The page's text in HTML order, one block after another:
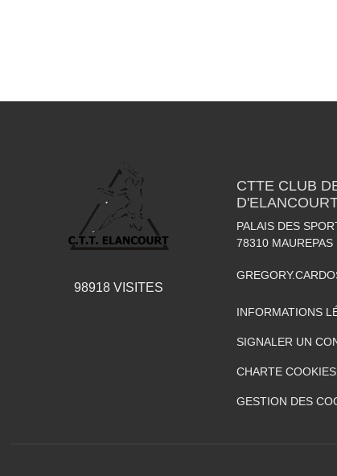
98918VISITES
CTTE CLUB
PALAIS DES
78310 MAUREPAS
INFORMATIONS
SIGNALER UN
CHARTE COOKIES
GESTION DES